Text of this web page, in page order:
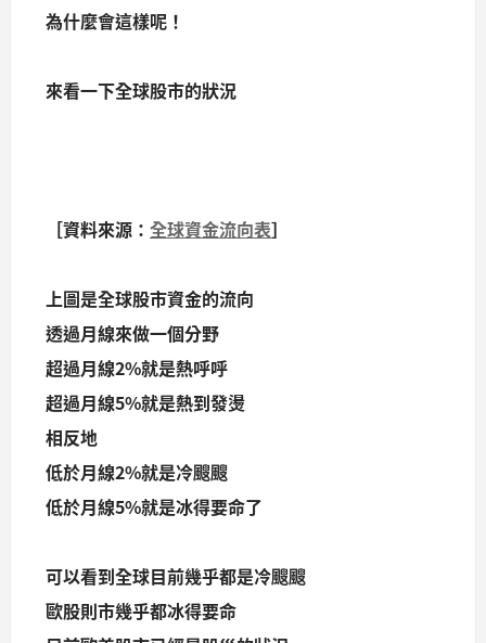
為什麼會這樣呢！
來看一下全球股市的狀況
［資料來源： 全球資金流向表］
上圖是全球股市資金的流向
透過月線來做一個分野
超過月線2%就是熱呼呼
超過月線5%就是熱到發燙
相反地
低於月線2%就是冷颼颼
低於月線5%就是冰得要命了
可以看到全球目前幾乎都是冷颼颼
歐股則市幾乎都冰得要命